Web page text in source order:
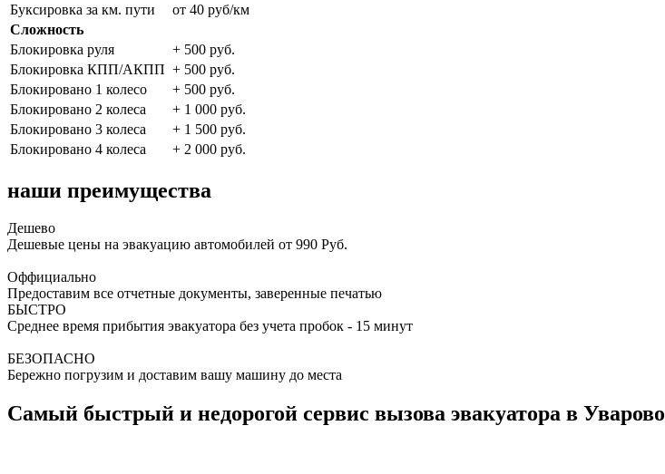
Буксировка за км. пути
от 40 руб/км
Сложность
Блокировка руля
+ 500 руб.
Блокировка КПП/АКПП + 500 руб.
Блокировано 1 колесо
+ 500 руб.
Блокировано 2 колеса
+ 1 000 руб.
Блокировано 3 колеса
+ 1 500 руб.
Блокировано 4 колеса
+ 2 000 руб.
наши преимущества
Дешево
Дешевые цены на эвакуацию автомобилей от 990 Руб.
Оффициально
Предоставим все отчетные документы, заверенные печатью
БЫСТРО
Среднее время прибытия эвакуатора без учета пробок - 15 минут
БЕЗОПАСНО
Бережно погрузим и доставим вашу машину до места
Самый быстрый и недорогой сервис вызова эвакуатора в Уварово